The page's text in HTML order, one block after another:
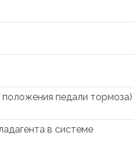
педали тормоза)
в системе